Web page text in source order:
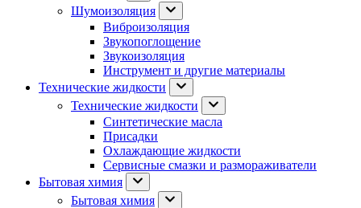
Шумоизоляция
Виброизоляция
Звукопоглощение
Звукоизоляция
Инструмент и другие материалы
Технические жидкости
Технические жидкости
Синтетические масла
Присадки
Охлаждающие жидкости
Сервисные смазки и размораживатели
Бытовая химия
Бытовая химия